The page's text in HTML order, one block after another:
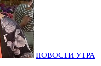
НОВОСТИ УТРА